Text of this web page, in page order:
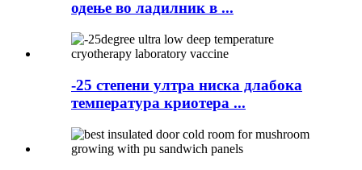
одење во ладилник в ...
-25 степени ултра ниска длабока
температура криотера ...